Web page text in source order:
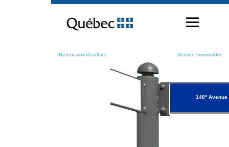
contenu
Retour aux résultats Version imprimable
148eAvenue